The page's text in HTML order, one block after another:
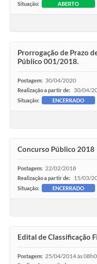
Situação:
ABERTO
Prorrogação de Prazo
Público 001/2018.
Postagem: 30/04/2020
Realização a partir de: 30/04/
Situação: ENCERRADO
Concurso Público 2018
Postagem: 22/02/2018
Realização a partir de: 15/03/
Situação: ENCERRADO
Edital de Classificação
Postagem: 25/04/2014 às